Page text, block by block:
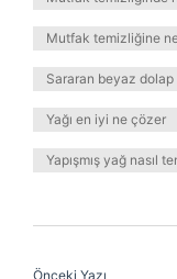
Mutfak temizliğine
Sararan beyaz dolap
Yağı en iyi ne çözer
Yapışmış yağ nasıl
Önceki Yazı